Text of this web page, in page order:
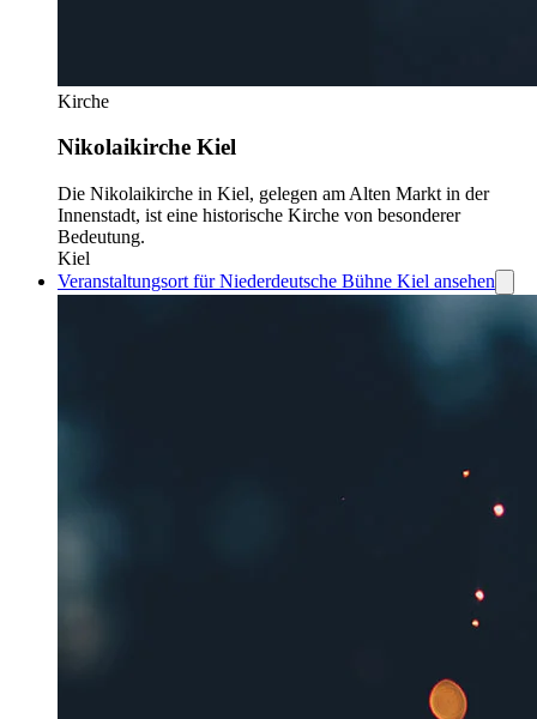
Kirche
Nikolaikirche Kiel
Die Nikolaikirche in Kiel, gelegen am Alten Markt in der
Innenstadt, ist eine historische Kirche von besonderer
Bedeutung.
Kiel
Veranstaltungsort für Niederdeutsche Bühne Kiel ansehen